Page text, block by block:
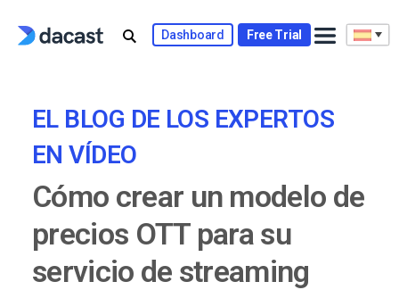
Dashboard Free Trial
EL BLOG DE LOS EXPERTOS
EN VÍDEO
Cómo crear un modelo de
precios OTT para su
servicio de streaming